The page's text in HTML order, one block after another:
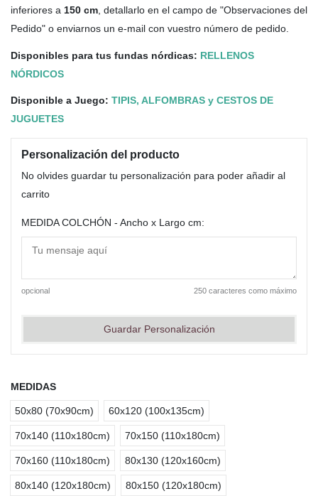
inferiores a 150 cm, detallarlo en el campo de "Observaciones del
Pedido" o enviarnos un e-mail con vuestro número de pedido.
Disponibles para tus fundas nórdicas: RELLENOS
NÓRDICOS
Disponible a Juego: TIPIS, ALFOMBRAS y CESTOS DE
JUGUETES
Personalización del producto
No olvides guardar tu personalización para poder añadir al
carrito
MEDIDA COLCHÓN - Ancho x Largo cm:
opcional 250 caracteres como máximo
Guardar Personalización
MEDIDAS
50x80 (70x90cm) 60x120 (100x135cm)
70x140 (110x180cm) 70x150 (110x180cm)
70x160 (110x180cm) 80x130 (120x160cm)
80x140 (120x180cm) 80x150 (120x180cm)